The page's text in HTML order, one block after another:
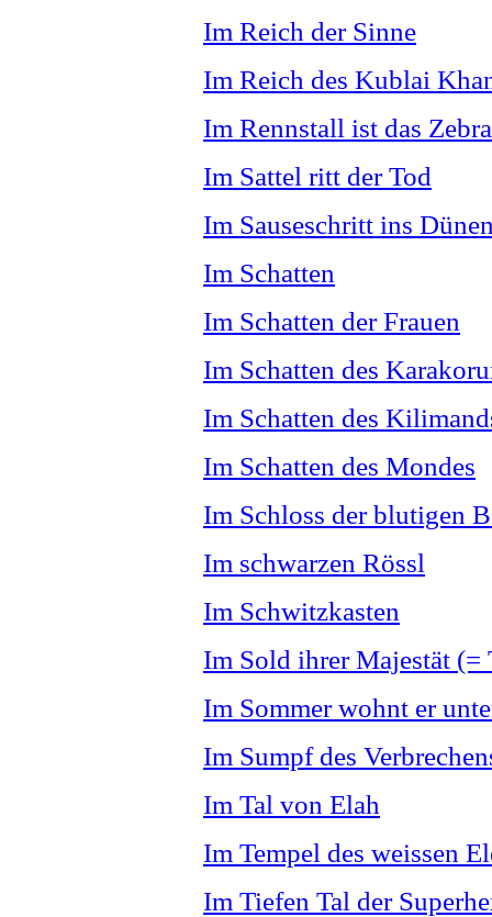
Im Reich der Sinne
Im Reich des Kublai
Im Rennstall ist das
Im Sattel ritt der Tod
Im Sauseschritt ins
Im Schatten
Im Schatten der Frauen
Im Schatten des
Im Schatten des
Im Schatten des Mondes
Im Schloss der blutigen
Im schwarzen Rössl
Im Schwitzkasten
Im Sold ihrer Majestät (=
Im Sommer wohnt er
Im Sumpf des
Im Tal von Elah
Im Tempel des weissen
Im Tiefen Tal der